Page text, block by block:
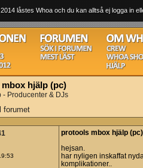
låstes Whoa och du kan alltså ej logga in
hjälp (pc)
- Producenter & DJs
forumet
protools mbox hjälp (pc)
hejsan.
har nyligen inskaffat
komplikationer..